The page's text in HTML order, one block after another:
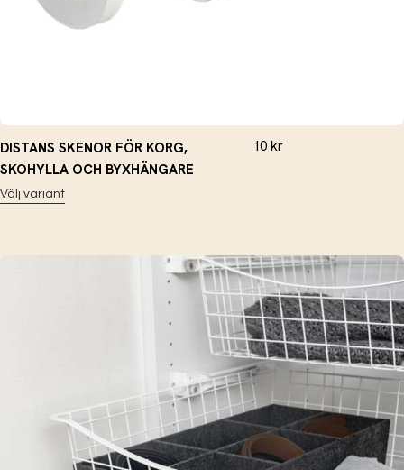
DISTANS SKENOR FÖR KORG,
SKOHYLLA OCH BYXHÄNGARE
Välj variant
10 kr